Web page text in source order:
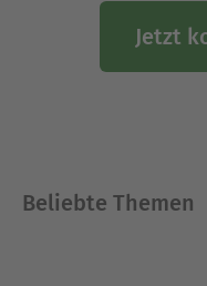
Jetzt
Beliebte Themen